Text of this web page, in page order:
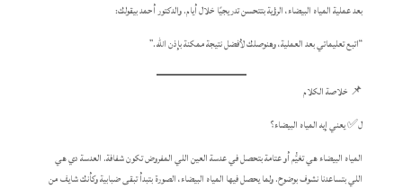
بعد عملية المياه البيضاء، الرؤية بتتحسن تدريجيًا خلال أيام. والدكتور أحمد بيقولك:
“اتبع تعليماتي بعد العملية، وهنوصلك لأفضل نتيجة ممكنة بإذن الله.”
📌 خلاصة الكلام
ل✅ يعني إيه المياه البيضاء؟
المياه البيضاء هي تغيُّم أو عتامة بتحصل في عدسة العين اللي المفروض تكون شفافة. العدسة دي هي
اللي بتساعدنا نشوف بوضوح. ولما يحصل فيها المياه البيضاء، الصورة بتبدأ تبقى ضبابية وكأنك شايف من